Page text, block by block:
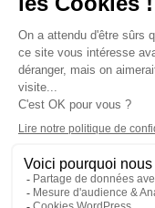
Contactez-nous-
confidentialité-